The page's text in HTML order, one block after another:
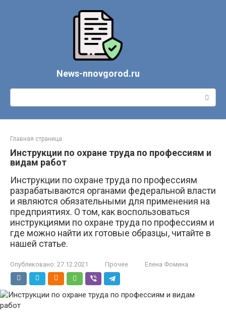
News-nnovgorod.ru
Поиск:
Главная страница
Инструкции по охране труда по профессиям и
видам работ
Инструкции по охране труда по профессиям
разрабатываются органами федеральной власти
и являются обязательными для применения на
предприятиях. О том, как воспользоваться
инструкциями по охране труда по профессиям и
где можно найти их готовые образцы, читайте в
нашей статье.
Опубликовано: 27.12.2021 Прочее Елена Фомина